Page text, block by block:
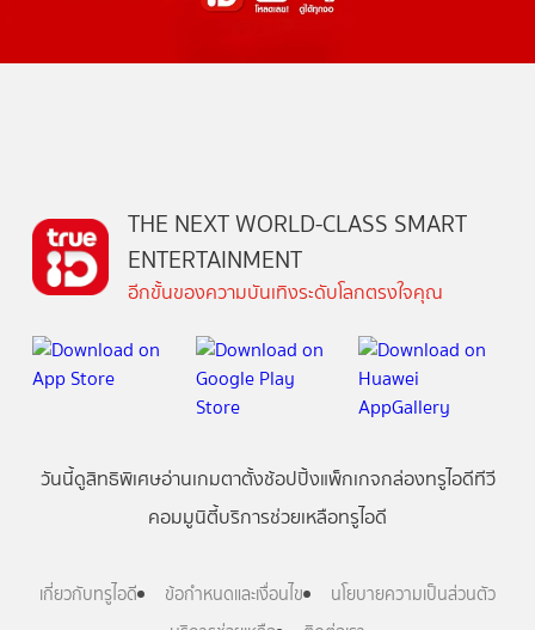
THE NEXT WORLD-CLASS SMART
ENTERTAINMENT
อีกขั้นของความบันเทิงระดับโลกตรงใจคุณ
วันนี้ดูสิทธิพิเศษอ่านเกมตาตั้งช้อปปิ้งแพ็กเกจกล่องทรูไอดีทีวี
คอมมูนิตี้บริการช่วยเหลือทรูไอดี
เกี่ยวกับทรูไอดี ข้อกำหนดและเงื่อนไข
นโยบายความเป็นส่วนตัว